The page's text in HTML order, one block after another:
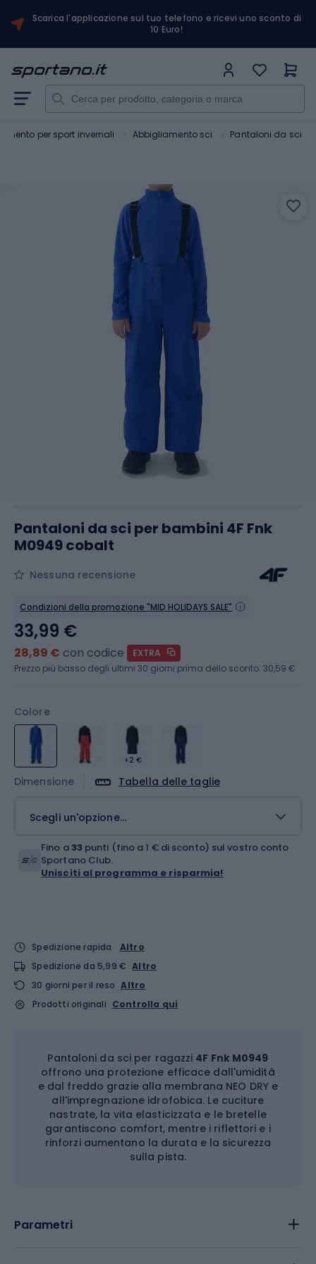
Scarica l'applicazione sul tuo telefono e ricevi uno sconto di
10 Euro!
per sport invernali Abbigliamento sci Pantaloni da sci
Pantaloni da sci per bambini 4F Fnk
M0949 cobalt
Nessuna recensione
Condizioni della promozione "MID HOLIDAYS SALE"
Colore
+2 €
Dimensione Tabella delle taglie
Scegli un'opzione...
33,99 €
28,89 € con codice
EXTRA
Prezzo più basso degli ultimi 30 giorni prima dello sconto: 30,59 €
Fino a33 punti (fino a 1 € di sconto) sul vostro conto
Sportano Club.
Unisciti al programma e risparmia!
Spedizione rapida
Altro
Spedizione da 5,99 € Altro
30 giorni per il reso Altro
Prodotti originali Controlla qui
Pantaloni da sci per ragazzi 4F Fnk M0949
offrono una protezione efficace dall'umidità
e dal freddo grazie alla membrana NEO DRY e
all'impregnazione idrofobica. Le cuciture
nastrate, la vita elasticizzata e le bretelle
garantiscono comfort, mentre i riflettori e i
rinforzi aumentano la durata e la sicurezza
sulla pista.
Parametri